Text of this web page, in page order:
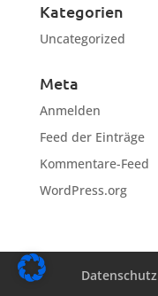
Kategorien
Uncategorized
Meta
Anmelden
Feed der Einträge
Kommentare-Feed
WordPress.org
Datenschutz